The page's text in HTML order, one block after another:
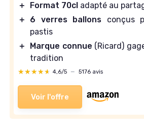
＋
Format 70cl adapté au
＋
6 verres ballons conçus
pastis
＋
Marque connue (Ricard)
tradition
★★★★★
★★★★★ 4,6/5 — 5176 avis
Voir l'offre